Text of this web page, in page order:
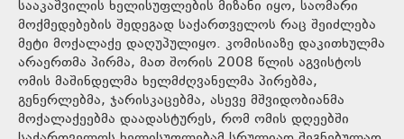
სააკაშვილის ხელისუფლების მიზანი იყო, საომარი
მოქმედებების შედეგად საქართველოს რაც შეიძლება
მეტი მოქალაქე დაღუპულიყო. კომისიაზე დაკითხულმა
არაერთმა პირმა, მათ შორის 2008 წლის აგვისტოს
ომის მაშინდელმა ხელმძღვანელმა პირებმა,
გენერლებმა, ჯარისკაცებმა, ასევე მშვიდობიანმა
მოქალაქეებმა დაადასტურეს, რომ ომის დღეებში